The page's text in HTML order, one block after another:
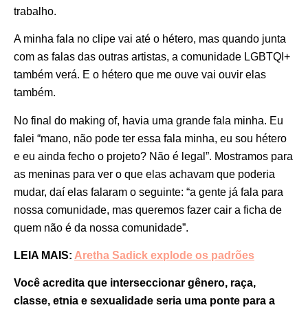
trabalho.
A minha fala no clipe vai até o hétero, mas quando junta
com as falas das outras artistas, a comunidade LGBTQI+
também verá. E o hétero que me ouve vai ouvir elas
também.
No final do making of, havia uma grande fala minha. Eu
falei “mano, não pode ter essa fala minha, eu sou hétero
e eu ainda fecho o projeto? Não é legal”. Mostramos para
as meninas para ver o que elas achavam que poderia
mudar, daí elas falaram o seguinte: “a gente já fala para
nossa comunidade, mas queremos fazer cair a ficha de
quem não é da nossa comunidade”.
LEIA MAIS: Aretha Sadick explode os padrões
Você acredita que interseccionar gênero, raça,
classe, etnia e sexualidade seria uma ponte para a